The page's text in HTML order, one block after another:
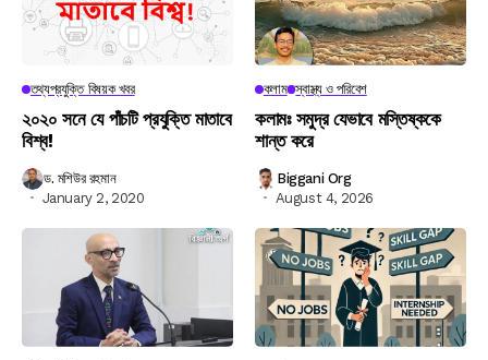
তথ্যপ্রযুক্তি বিষয়ক খবর
২০২০ সনে যে পাঁচটি প্রযুক্তি মাতাবে
বিশ্ব!
ড. মশিউর রহমান
January 2, 2020
কলাম স্বাস্থ্য ও পরিবেশ
কলামঃ সমুদ্র যেভাবে মস্তিষ্ককে
শান্ত করে
Biggani Org
August 4, 2026